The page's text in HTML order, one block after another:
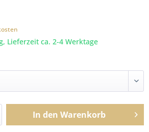
Lieferzeit ca. 2-4 Werktage
In den Warenkorb